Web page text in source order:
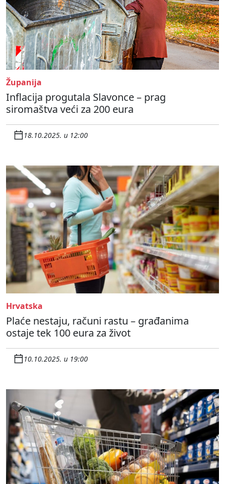
Županija
Inflacija progutala Slavonce – prag
siromaštva veći za 200 eura
18.10.2025. u 12:00
Hrvatska
Plaće nestaju, računi rastu – građanima
ostaje tek 100 eura za život
10.10.2025. u 19:00